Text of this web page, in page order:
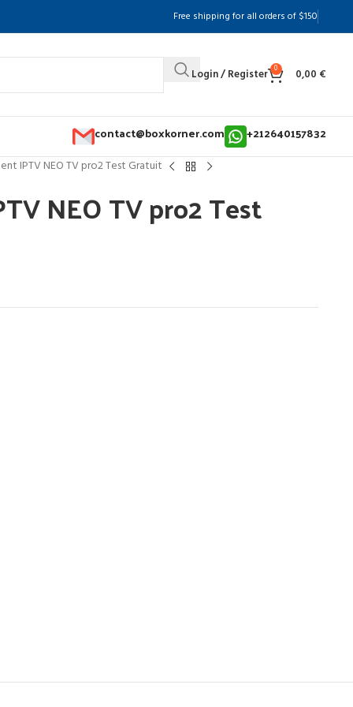
Free shipping for all orders of $150
Login / Register 0 0,00 €
contact@boxkorner.com +212640157832
IPTV NEO TV pro2 Test Gratuit
NEO TV pro2 Test